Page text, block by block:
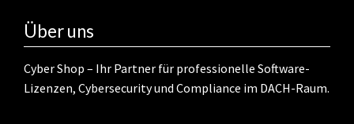
Über uns
Cyber Shop – Ihr Partner für professionelle Software-
Lizenzen, Cybersecurity und Compliance im DACH-Raum.